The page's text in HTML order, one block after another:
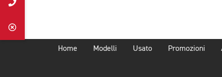
Home Modelli Usato Promozioni